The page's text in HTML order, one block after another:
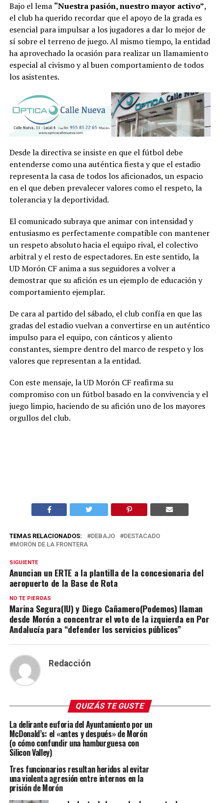
Bajo el lema “Nuestra pasión, nuestro mayor activo”,
el club ha querido recordar que el apoyo de la grada es
esencial para impulsar a los jugadores a dar lo mejor de
sí sobre el terreno de juego. Al mismo tiempo, la entidad
ha aprovechado la ocasión para realizar un llamamiento
especial al civismo y al buen comportamiento de todos
los asistentes.
Desde la directiva se insiste en que el fútbol debe
entenderse como una auténtica fiesta y que el estadio
representa la casa de todos los aficionados, un espacio
en el que deben prevalecer valores como el respeto, la
tolerancia y la deportividad.
El comunicado subraya que animar con intensidad y
entusiasmo es perfectamente compatible con mantener
un respeto absoluto hacia el equipo rival, el colectivo
arbitral y el resto de espectadores. En este sentido, la
UD Morón CF anima a sus seguidores a volver a
demostrar que su afición es un ejemplo de educación y
comportamiento ejemplar.
De cara al partido del sábado, el club confía en que las
gradas del estadio vuelvan a convertirse en un auténtico
impulso para el equipo, con cánticos y aliento
constantes, siempre dentro del marco de respeto y los
valores que representan a la entidad.
Con este mensaje, la UD Morón CF reafirma su
compromiso con un fútbol basado en la convivencia y el
juego limpio, haciendo de su afición uno de los mayores
orgullos del club.
TEMAS RELACIONADOS: DEBAJO
DESTACADO
MORÓN DE LA FRONTERA
SIGUIENTE
Anuncian un ERTE a la plantilla de la concesionaria del
aeropuerto de la Base de Rota
NO TE PIERDAS
Marina Segura(IU) y Diego Cañamero(Podemos) llaman
desde Morón a concentrar el voto de la izquierda en Por
Andalucía para “defender los servicios públicos”
Redacción
QUIZÁS TE GUSTE
La delirante euforia del Ayuntamiento por un
McDonald’s: el «antes y después» de Morón
(o cómo confundir una hamburguesa con
Silicon Valley)
Tres funcionarios resultan heridos al evitar
una violenta agresión entre internos en la
prisión de Morón